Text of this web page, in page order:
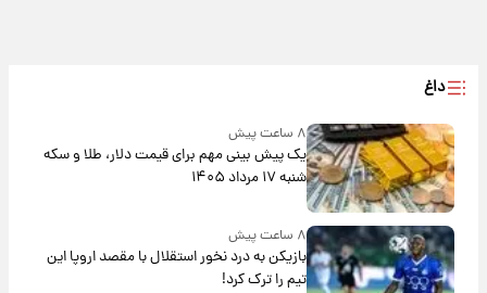
داغ
۸ ساعت پیش
یک پیش ‌بینی مهم برای قیمت دلار، طلا و سکه
شنبه ۱۷ مرداد ۱۴۰۵
۸ ساعت پیش
بازیکن به درد نخور استقلال با مقصد اروپا این
تیم را ترک کرد!